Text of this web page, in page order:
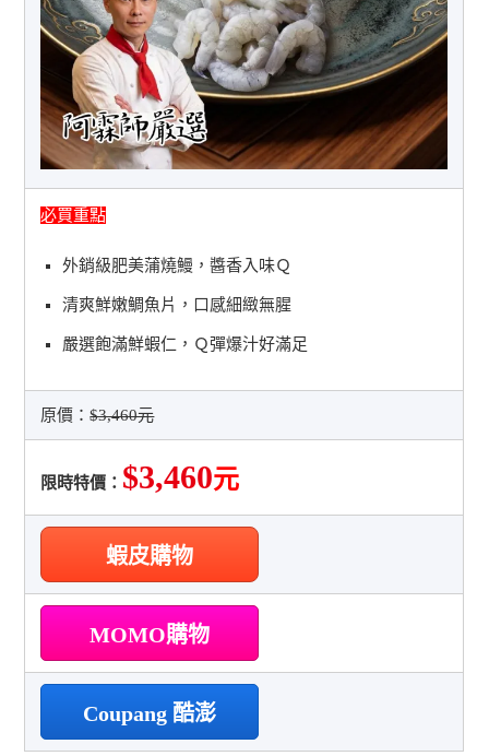
必買重點
外銷級肥美蒲燒鰻，醬香入味Ｑ
清爽鮮嫩鯛魚片，口感細緻無腥
嚴選飽滿鮮蝦仁，Ｑ彈爆汁好滿足
原價：$3,460元
限時特價： $3,460元
蝦皮購物
MOMO購物
Coupang 酷澎